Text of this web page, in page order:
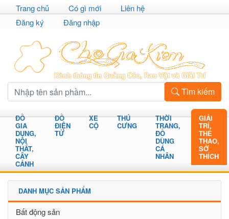
Trang chủ Có gì mới
Liên hệ
Đăng ký
Đăng nhập
Tìm kiếm
ĐỒ
GIA
DỤNG,
NỘI
THẤT,
CÂY
CẢNH
ĐỒ
ĐIỆN
TỬ
XE
CỘ
THÚ
CƯNG
THỜI
TRANG,
ĐỒ
DÙNG
CÁ
NHÂN
GIẢI
TRÍ,
THỂ
THAO,
SỞ
THÍCH
DANH MỤC SẢN PHẨM
Bất động sản